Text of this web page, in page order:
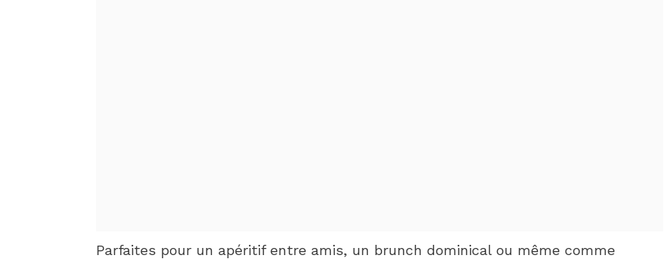
Parfaites pour un apéritif entre amis, un brunch dominical ou même comme